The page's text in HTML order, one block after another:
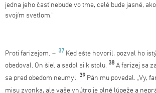
jedna jeho časť nebude vo tme, celé bude jasné,
svojím svetlom.“
Proti farizejom. – 37 Keď ešte hovoril, pozval ho
obedoval. On šiel a sadol si k stolu. 38 A farizej sa
sa pred obedom neumyl. 39 Pán mu povedal. „Vy,
misu zvonka, ale vaše vnútro je plné lúpeže a